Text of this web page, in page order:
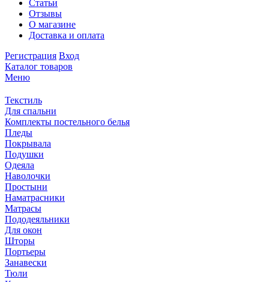
Статьи
Отзывы
О магазине
Доставка и оплата
Регистрация Вход
Каталог товаров
Меню
Текстиль
Для спальни
Комплекты постельного белья
Пледы
Покрывала
Подушки
Одеяла
Наволочки
Простыни
Наматрасники
Матрасы
Пододеяльники
Для окон
Шторы
Портьеры
Занавески
Тюли